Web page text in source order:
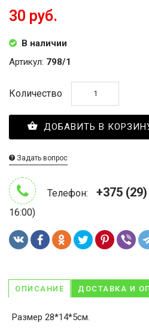
30 руб.
В наличии
Артикул: 798/1
Количество
ДОБАВИТЬ В
Задать вопрос
Телефон: +375
16:00)
ОПИСАНИЕ ДОСТАВКА И
Размер 28*14*5см.